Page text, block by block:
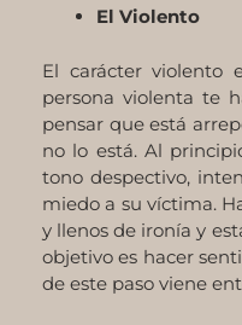
El Violento
El carácter violento
persona violenta te
pensar que está
no lo está. Al
tono despectivo,
miedo a su víctima.
y llenos de ironía y
objetivo es hacer
de este paso viene